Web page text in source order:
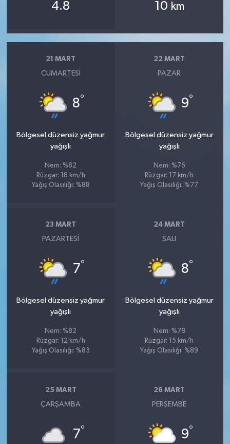
4.8 10 km
21 MART
CUMARTESI
8°
Bölgesel düzensiz yağmur
yağışlı
Nem: %82
Rüzgar: 18 km/h
Yağış Olasılığı: %88
22 MART
PAZAR
9°
Bölgesel düzensiz yağmur
yağışlı
Nem: %76
Rüzgar: 17 km/h
Yağış Olasılığı: %77
23 MART
PAZARTESI
7°
Bölgesel düzensiz yağmur
yağışlı
Nem: %82
Rüzgar: 12 km/h
Yağış Olasılığı: %83
24 MART
SALI
8°
Bölgesel düzensiz yağmur
yağışlı
Nem: %78
Rüzgar: 15 km/h
Yağış Olasılığı: %89
25 MART
ÇARŞAMBA
7°
26 MART
PERŞEMBE
9°